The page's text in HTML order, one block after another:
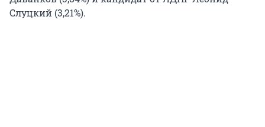
Слуцкий (3,21%).